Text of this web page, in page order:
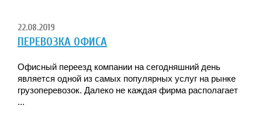
22.08.2019
ПЕРЕВОЗКА ОФИСА
Офисный переезд компании на сегодняшний день
является одной из самых популярных услуг на рынке
грузоперевозок. Далеко не каждая фирма располагает
...